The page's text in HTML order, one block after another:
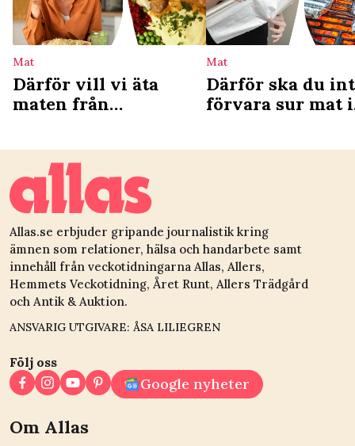
Mat
Därför vill vi äta
maten från
Mat
Därför ska du
förvara sur mat i
Allas.se erbjuder gripande journalistik kring
ämnen som relationer, hälsa och handarbete samt
innehåll från veckotidningarna Allas, Allers,
Hemmets Veckotidning, Året Runt, Allers Trädgård
och Antik & Auktion.
ANSVARIG UTGIVARE: ÅSA LILIEGREN
Följ oss
Google nyheter
Om Allas